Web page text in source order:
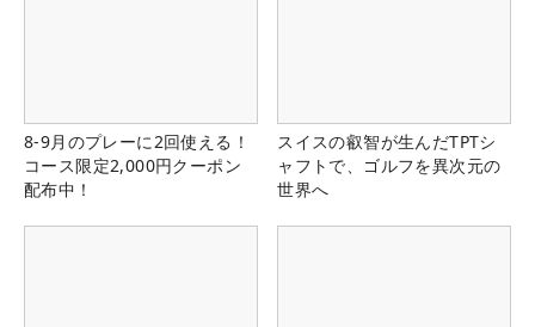
8-9月のプレーに2回使える！
コース限定2,000円クーポン
配布中！
スイスの叡智が生んだTPTシ
ャフトで、ゴルフを異次元の
世界へ